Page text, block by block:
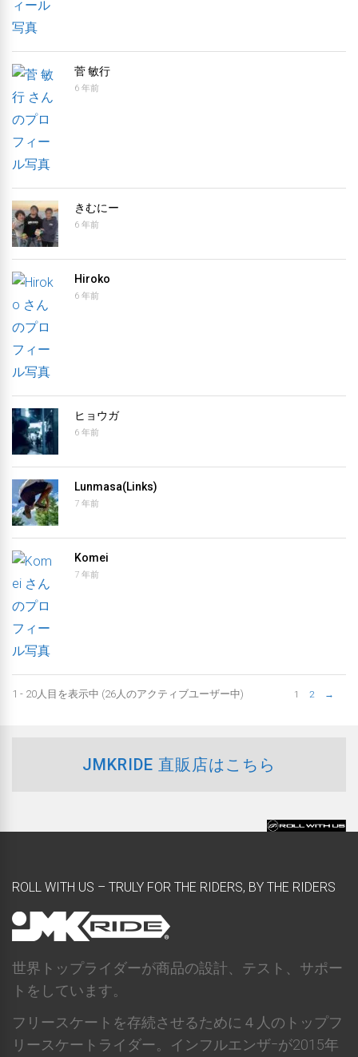
菅 敏行
6 年前
きむにー
6 年前
Hiroko
6 年前
ヒョウガ
6 年前
Lunmasa(Links)
7 年前
Komei
7 年前
1 - 20人目を表示中 (26人のアクティブユーザー中) 1 2 →
JMKRIDE 直販店はこちら
ROLL WITH US – TRULY FOR THE RIDERS, BY THE RIDERS
世界トップライダーが商品の設計、テスト、サポー
トをしています。
フリースケートを存続させるために４人のトップフ
リースケートライダー。インフルエンザｰが2015年